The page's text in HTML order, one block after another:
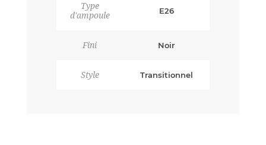
Type
d'ampoule
E26
Fini Noir
Style Transitionnel